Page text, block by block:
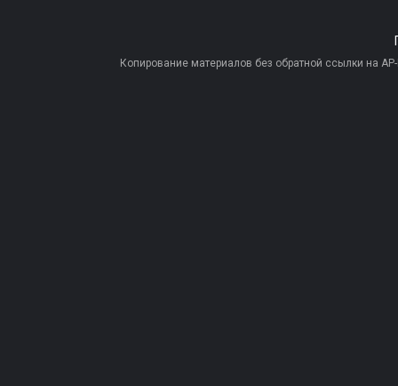
Копирование материалов без обратной ссылки на